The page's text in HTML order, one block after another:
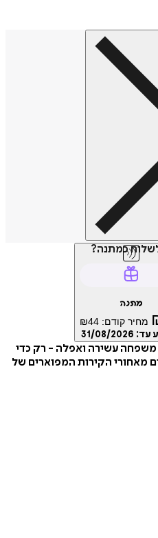
כמתנה?
מתנה
מחיר קודם: ₪44
עד: 31/08/2026
משפחה עשירה ואפלה - רק כדי
מאחורי הקירות המפוארים של